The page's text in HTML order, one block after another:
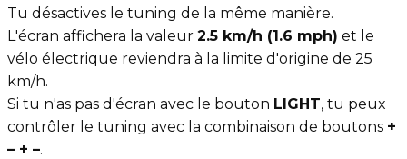
Tu désactives le tuning de la même manière.
L'écran affichera la valeur 2.5 km/h (1.6 mph) et le
vélo électrique reviendra à la limite d'origine de 25
km/h.
Si tu n'as pas d'écran avec le bouton LIGHT, tu peux
contrôler le tuning avec la combinaison de boutons +
– + –.